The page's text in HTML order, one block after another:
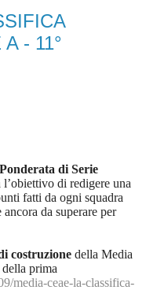
- 11°
di Serie
di redigere una
fatti da ogni squadra
da superare per
costruzione della Media
prima
media-ceae-la-classifica-